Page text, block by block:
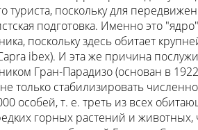
туриста, поскольку для
подготовка. Именно это
поскольку здесь обитает
ibex). И эта же причина
Гран-Парадизо (основан в
только стабилизировать
особей, т. е. треть из всех
горных растений и